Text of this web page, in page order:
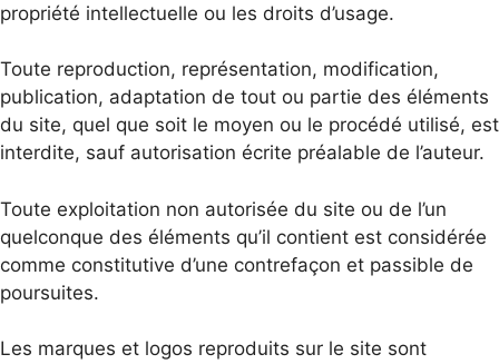
propriété intellectuelle ou les droits d’usage.
Toute reproduction, représentation, modification,
publication, adaptation de tout ou partie des éléments
du site, quel que soit le moyen ou le procédé utilisé, est
interdite, sauf autorisation écrite préalable de l’auteur.
Toute exploitation non autorisée du site ou de l’un
quelconque des éléments qu’il contient est considérée
comme constitutive d’une contrefaçon et passible de
poursuites.
Les marques et logos reproduits sur le site sont